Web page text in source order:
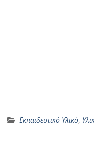
Εκπαιδευτικό Υλικό,